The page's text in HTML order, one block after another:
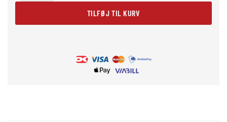
TILFØJ TIL KURV